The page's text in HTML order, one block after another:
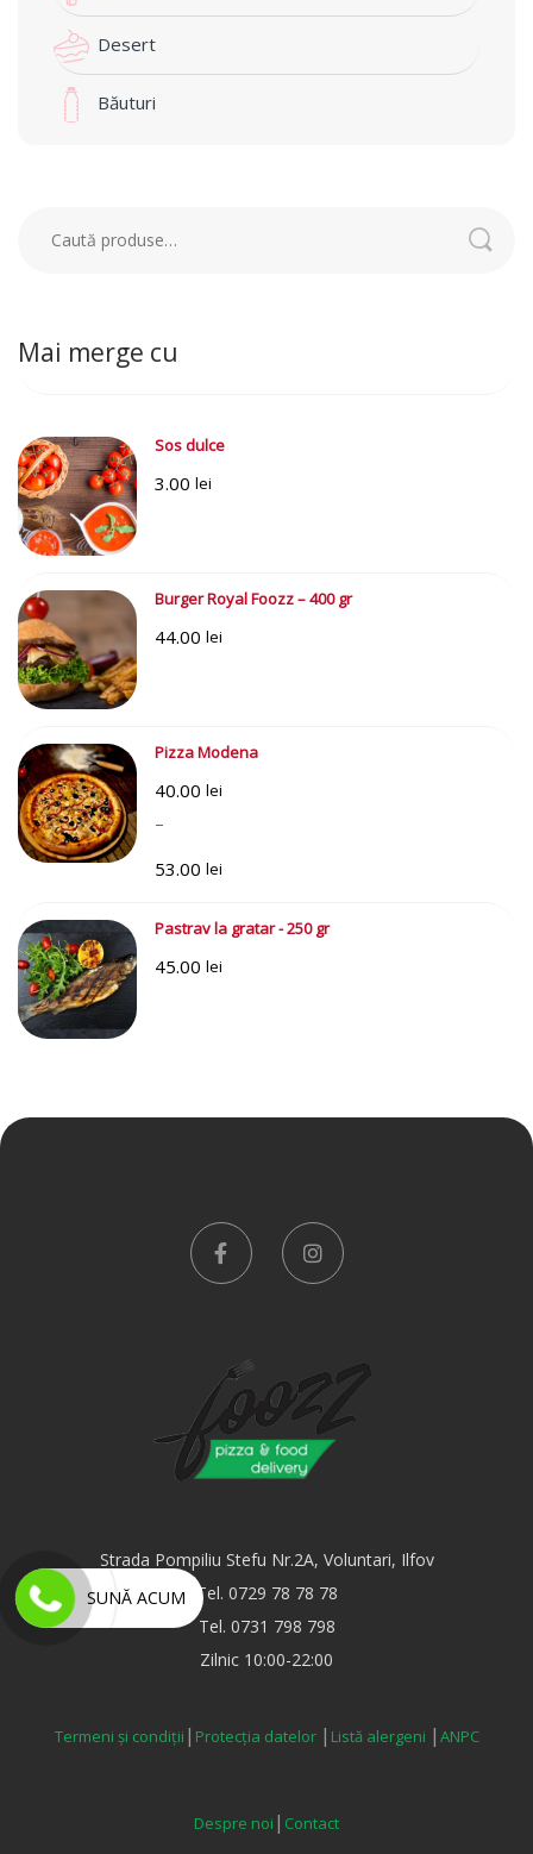
Desert
Băuturi
Mai merge cu
Sos dulce
3.00 lei
Burger Royal Foozz – 400 gr
44.00 lei
Pizza Modena
40.00 lei
–
53.00 lei
de
prețuri:
40.00 lei
până
Pastrav la gratar - 250 gr
45.00 lei
Strada Pompiliu Stefu Nr.2A, Voluntari, Ilfov
Tel. 0729 78 78 78
Tel. 0731 798 798
Zilnic 10:00-22:00
Termeni și condiții | Protecția datelor | Listă alergeni | ANPC
Despre noi | Contact
SUNĂ ACUM